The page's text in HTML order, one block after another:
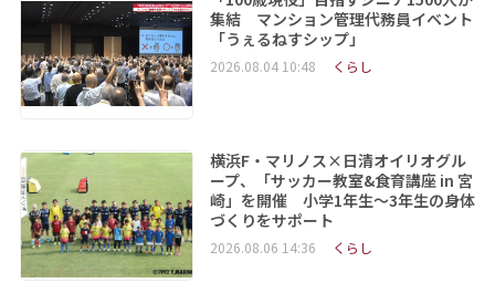
集結 マンション管理代務員イベント
「うぇるねすシップ」
2026.08.04 10:48 くらし
横浜F・マリノス×日清オイリオグル
ープ、「サッカー教室&食育講座 in 宮
崎」を開催 小学1年生～3年生の身体
づくりをサポート
2026.08.06 14:36 くらし